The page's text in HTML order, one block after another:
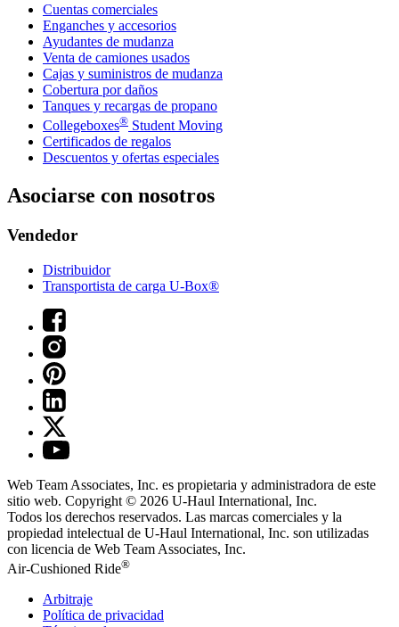
Cuentas comerciales
Enganches y accesorios
Ayudantes de mudanza
Venta de camiones usados
Cajas y suministros de mudanza
Cobertura por daños
Tanques y recargas de propano
Collegeboxes® Student Moving
Certificados de regalos
Descuentos y ofertas especiales
Asociarse con nosotros
Vendedor
Distribuidor
Transportista de carga U-Box®
Web Team Associates, Inc. es propietaria y administradora de este
sitio web. Copyright © 2026 U-Haul International, Inc.
Todos los derechos reservados. Las marcas comerciales y la
propiedad intelectual de U-Haul International, Inc. son utilizadas
con licencia de Web Team Associates, Inc.
Air-Cushioned Ride®
Arbitraje
Política de privacidad